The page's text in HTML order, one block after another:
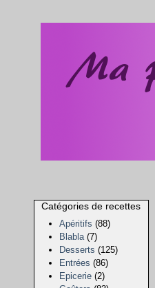
Catégories de recettes
Apéritifs (88)
Blabla (7)
Desserts (125)
Entrées (86)
Epicerie (2)